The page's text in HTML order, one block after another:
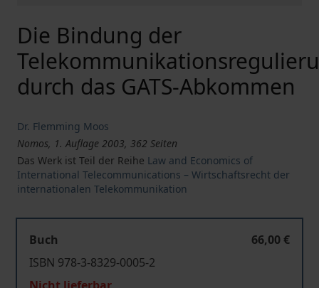
Die Bindung der
durch das GATS-Abkommen
Dr. Flemming Moos
Nomos, 1. Auflage 2003, 362 Seiten
Das Werk ist Teil der Reihe Law and Economics of
International Telecommunications – Wirtschaftsrecht der
internationalen Telekommunikation
Buch
66,00 €
ISBN 978-3-8329-0005-2